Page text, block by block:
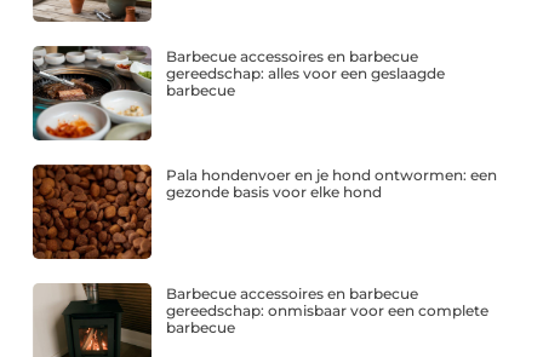
Barbecue accessoires en barbecue
gereedschap: alles voor een geslaagde
barbecue
Pala hondenvoer en je hond ontwormen: een
gezonde basis voor elke hond
Barbecue accessoires en barbecue
gereedschap: onmisbaar voor een complete
barbecue